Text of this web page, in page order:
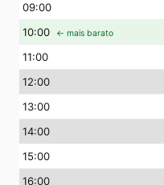
09:00
10:00 ← mais barato
11:00
12:00
13:00
14:00
15:00
16:00